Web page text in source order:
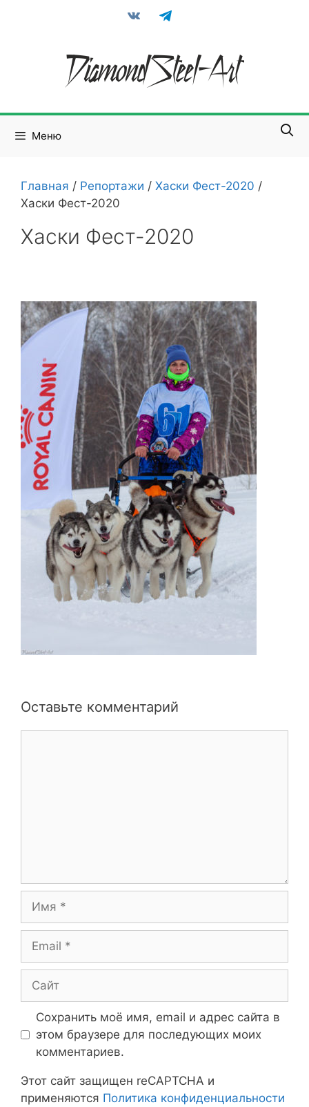
vkontaktetelegram
Меню
Главная / Репортажи / Хаски Фест-2020 /
Хаски Фест-2020
Хаски Фест-2020
Оставьте комментарий
Сохранить моё имя, email и адрес сайта в
этом браузере для последующих моих
комментариев.
Этот сайт защищен reCAPTCHA и
применяются Политика конфиденциальности